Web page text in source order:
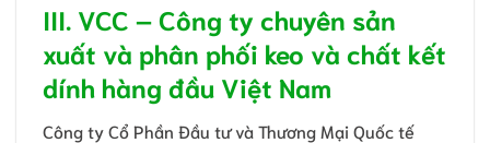
III. VCC – Công ty chuyên sản
xuất và phân phối keo và chất kết
dính hàng đầu Việt Nam
Công ty Cổ Phần Đầu tư và Thương Mại Quốc tế